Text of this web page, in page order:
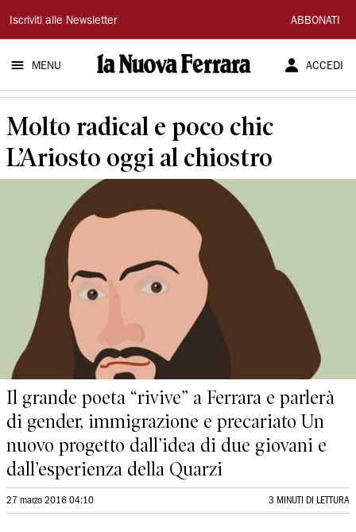
La
Nuova
Ferrara
Iscriviti alle Newsletter ABBONATI
MENU ACCEDI
Molto radical e poco chic
L’Ariosto oggi al chiostro
Il grande poeta “rivive” a Ferrara e parlerà
di gender, immigrazione e precariato Un
nuovo progetto dall’idea di due giovani e
dall’esperienza della Quarzi
27 marzo 2016 04:10 3 MINUTI DI LETTURA